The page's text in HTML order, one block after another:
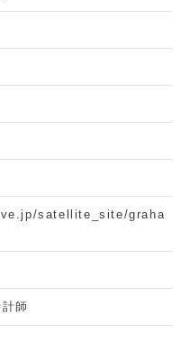
satellite_site/graha
師